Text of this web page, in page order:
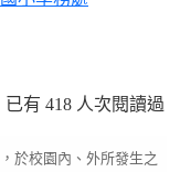
已有 418 人次閱讀過
於校園內、外所發生之